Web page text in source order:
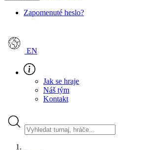
Zapomenuté heslo?
EN
Jak se hraje
Náš tým
Kontakt